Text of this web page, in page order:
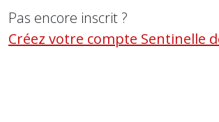
Pas encore inscrit ?
Créez votre compte Sentinelle